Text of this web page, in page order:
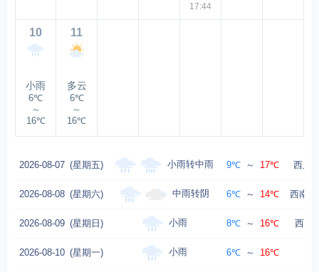
17:44
10
小雨
6℃
～
16℃
11
多云
6℃
～
16℃
2026-08-07 (星期五) 小雨转中雨 9℃ ～ 17℃ 西风
2026-08-08 (星期六) 中雨转阴 6℃ ～ 14℃ 西南
2026-08-09 (星期日) 小雨 8℃ ～ 16℃ 西风
2026-08-10 (星期一) 小雨 6℃ ～ 16℃